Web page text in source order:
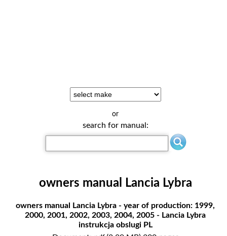
or
search for manual:
owners manual Lancia Lybra
owners manual Lancia Lybra - year of production: 1999,
2000, 2001, 2002, 2003, 2004, 2005 - Lancia Lybra
instrukcja obslugi PL